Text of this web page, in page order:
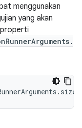
menggunakan
yang akan
properti